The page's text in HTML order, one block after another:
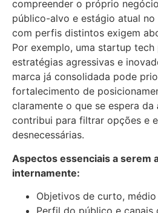
compreender o próprio
público-alvo e estágio atual no
com perfis distintos exigem
Por exemplo, uma startup
estratégias agressivas e
marca já consolidada pode
fortalecimento de
claramente o que se espera da
contribui para filtrar opções e
desnecessárias.
Aspectos essenciais a serem
internamente:
Objetivos de curto,